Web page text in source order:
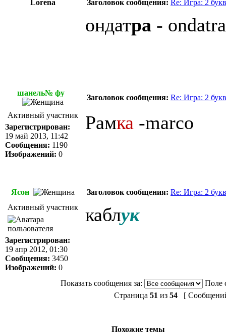
Lorena Заголовок сообщения: Re: Игра: 2
ондатра -
шанель№ фу
Заголовок сообщения: Re: Игра: 2
Активный участник
Зарегистрирован:
19 май 2013, 11:42
Сообщения: 1190
Изображений: 0
Рамка -marco
Ясон Заголовок сообщения: Re: Игра: 2
Активный участник
Зарегистрирован:
19 апр 2012, 01:30
Сообщения: 3450
Изображений: 0
каблук
Показать сообщения за:
Поле
Страница 51 из 54 [
Похожие темы